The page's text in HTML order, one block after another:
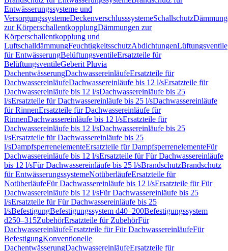
Entwässerungssysteme und
VersorgungssystemeDeckenverschlusssystemeSchallschutz
zur KörperschallentkopplungDämmungen zur
Körperschallentkopplung und
LuftschalldämmungFeuchtigkeitsschutzAbdichtungenLüftungsventile
für EntwässerungBelüftungsventileErsatzteile für
BelüftungsventileGeberit Pluvia
DachentwässerungDachwassereinläufeErsatzteile für
DachwassereinläufeDachwassereinläufe bis 12 l/sErsatzteile für
Dachwassereinläufe bis 12 l/sDachwassereinläufe bis 25
l/sErsatzteile für Dachwassereinläufe bis 25 l/sDachwassereinläufe
für RinnenErsatzteile für Dachwassereinläufe für
RinnenDachwassereinläufe bis 12 l/sErsatzteile für
Dachwassereinläufe bis 12 l/sDachwassereinläufe bis 25
l/sErsatzteile für Dachwassereinläufe bis 25
l/sDampfsperrenelementeErsatzteile für DampfsperrenelementeFür
Dachwassereinläufe bis 12 l/sErsatzteile für Für Dachwassereinläufe
bis 12 l/sFür Dachwassereinläufe bis 25 l/sBrandschutzBrandschutz
für EntwässerungssystemeNotüberläufeErsatzteile für
NotüberläufeFür Dachwassereinläufe bis 12 l/sErsatzteile für Für
Dachwassereinläufe bis 12 l/sFür Dachwassereinläufe bis 25
l/sErsatzteile für Für Dachwassereinläufe bis 25
l/sBefestigungBefestigungssystem d40–200Befestigungssystem
d250–315ZubehörErsatzteile für ZubehörFür
DachwassereinläufeErsatzteile für Für DachwassereinläufeFür
BefestigungKonventionelle
DachentwässerungDachwassereinläufeErsatzteile für